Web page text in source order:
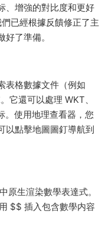
、增強的對比度和更好
已經根據反饋修正了主
了準備。
表格數據文件（例如
它還可以處理 WKT、
。使用地理查看器，您
以點擊地圖圖釘導航到
生渲染數學表達式。
$$ 插入包含數學内容